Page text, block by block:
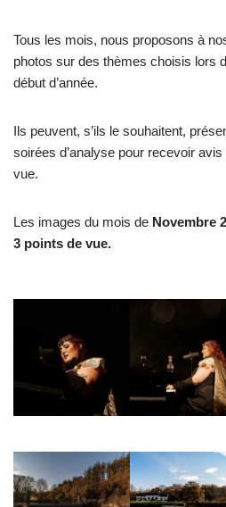
Tous les mois, nous proposons à
photos sur des thèmes choisis lors
début d’année.
Ils peuvent, s’ils le souhaitent,
soirées d’analyse pour recevoir
vue.
Les images du mois de Novembre
3 points de vue.